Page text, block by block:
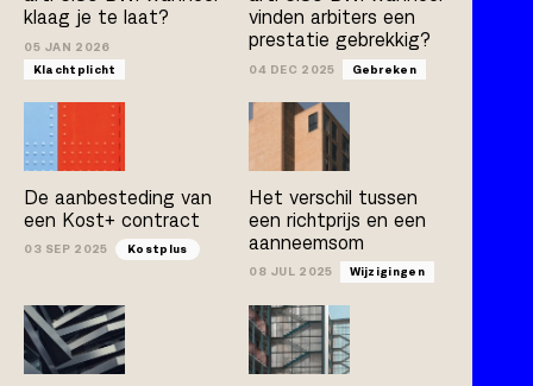
ArtikelBoek
Arno Jacobs
Bert van der Zijpp
Hamza Atas
klaag je te laat?
05 JAN 2026
Klachtplicht
vinden arbiters een
prestatie gebrekkig?
04 DEC 2025 Gebreken
De aanbesteding van
een Kost+ contract
03 SEP 2025 Kostplus
Het verschil tussen
een richtprijs en een
aanneemsom
08 JUL 2025 Wijzigingen